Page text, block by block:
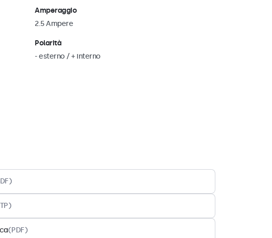
Amperaggio
2.5 Ampere
Polarità
- esterno / + interno
(PDF)